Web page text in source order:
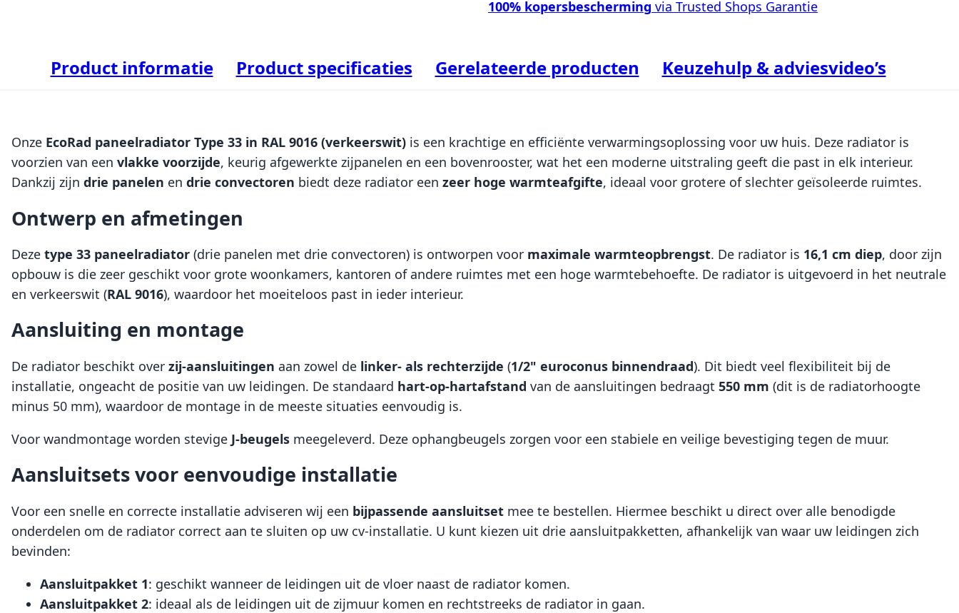
100% kopersbescherming via Trusted Shops Garantie
Product informatie
Onze EcoRad paneelradiator Type 33 in RAL 9016 (verkeerswit) is een krachtige en efficiënte verwarmingsoplossing voor uw huis. Deze radiator is
voorzien van een vlakke voorzijde, keurig afgewerkte zijpanelen en een bovenrooster, wat het een moderne uitstraling geeft die past in elk interieur.
Dankzij zijn drie panelen en drie convectoren biedt deze radiator een zeer hoge warmteafgifte, ideaal voor grotere of slechter geïsoleerde ruimtes.
Ontwerp en afmetingen
Deze type 33 paneelradiator (drie panelen met drie convectoren) is ontworpen voor maximale warmteopbrengst. De radiator is 16,1 cm diep, door zijn
opbouw is die zeer geschikt voor grote woonkamers, kantoren of andere ruimtes met een hoge warmtebehoefte. De radiator is uitgevoerd in het neutrale
en verkeerswit (RAL 9016), waardoor het moeiteloos past in ieder interieur.
Aansluiting en montage
De radiator beschikt over zij-aansluitingen aan zowel de linker- als rechterzijde (1/2" euroconus binnendraad). Dit biedt veel flexibiliteit bij de
installatie, ongeacht de positie van uw leidingen. De standaard hart-op-hartafstand van de aansluitingen bedraagt 550 mm (dit is de radiatorhoogte
minus 50 mm), waardoor de montage in de meeste situaties eenvoudig is.
Voor wandmontage worden stevige J-beugels meegeleverd. Deze ophangbeugels zorgen voor een stabiele en veilige bevestiging tegen de muur.
Aansluitsets voor eenvoudige installatie
Voor een snelle en correcte installatie adviseren wij een bijpassende aansluitset mee te bestellen. Hiermee beschikt u direct over alle benodigde
onderdelen om de radiator correct aan te sluiten op uw cv-installatie. U kunt kiezen uit drie aansluitpakketten, afhankelijk van waar uw leidingen zich
bevinden:
Aansluitpakket 1: geschikt wanneer de leidingen uit de vloer naast de radiator komen.
Aansluitpakket 2: ideaal als de leidingen uit de zijmuur komen en rechtstreeks de radiator in gaan.
Product specificaties Gerelateerde producten Keuzehulp & adviesvideo’s